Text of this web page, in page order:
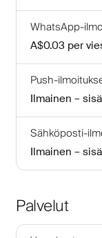
WhatsApp-
A$0.03 per
Push-
Ilmainen –
Sähköposti-
Ilmainen –
Palvelut